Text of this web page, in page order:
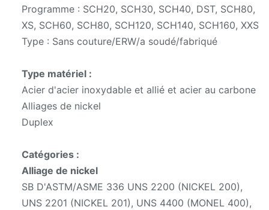
Programme : SCH20, SCH30, SCH40, DST, SCH80,
XS, SCH60, SCH80, SCH120, SCH140, SCH160, XXS
Type : Sans couture/ERW/a soudé/fabriqué
Type matériel :
Acier d'acier inoxydable et allié et acier au carbone
Alliages de nickel
Duplex
Catégories :
Alliage de nickel
SB D'ASTM/ASME 336 UNS 2200 (NICKEL 200),
UNS 2201 (NICKEL 201), UNS 4400 (MONEL 400),